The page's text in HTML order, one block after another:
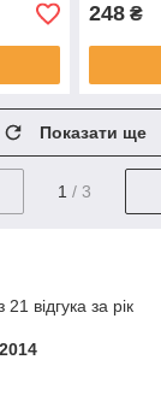
248 ₴
Показати ще
1 / 3
відгука за рік